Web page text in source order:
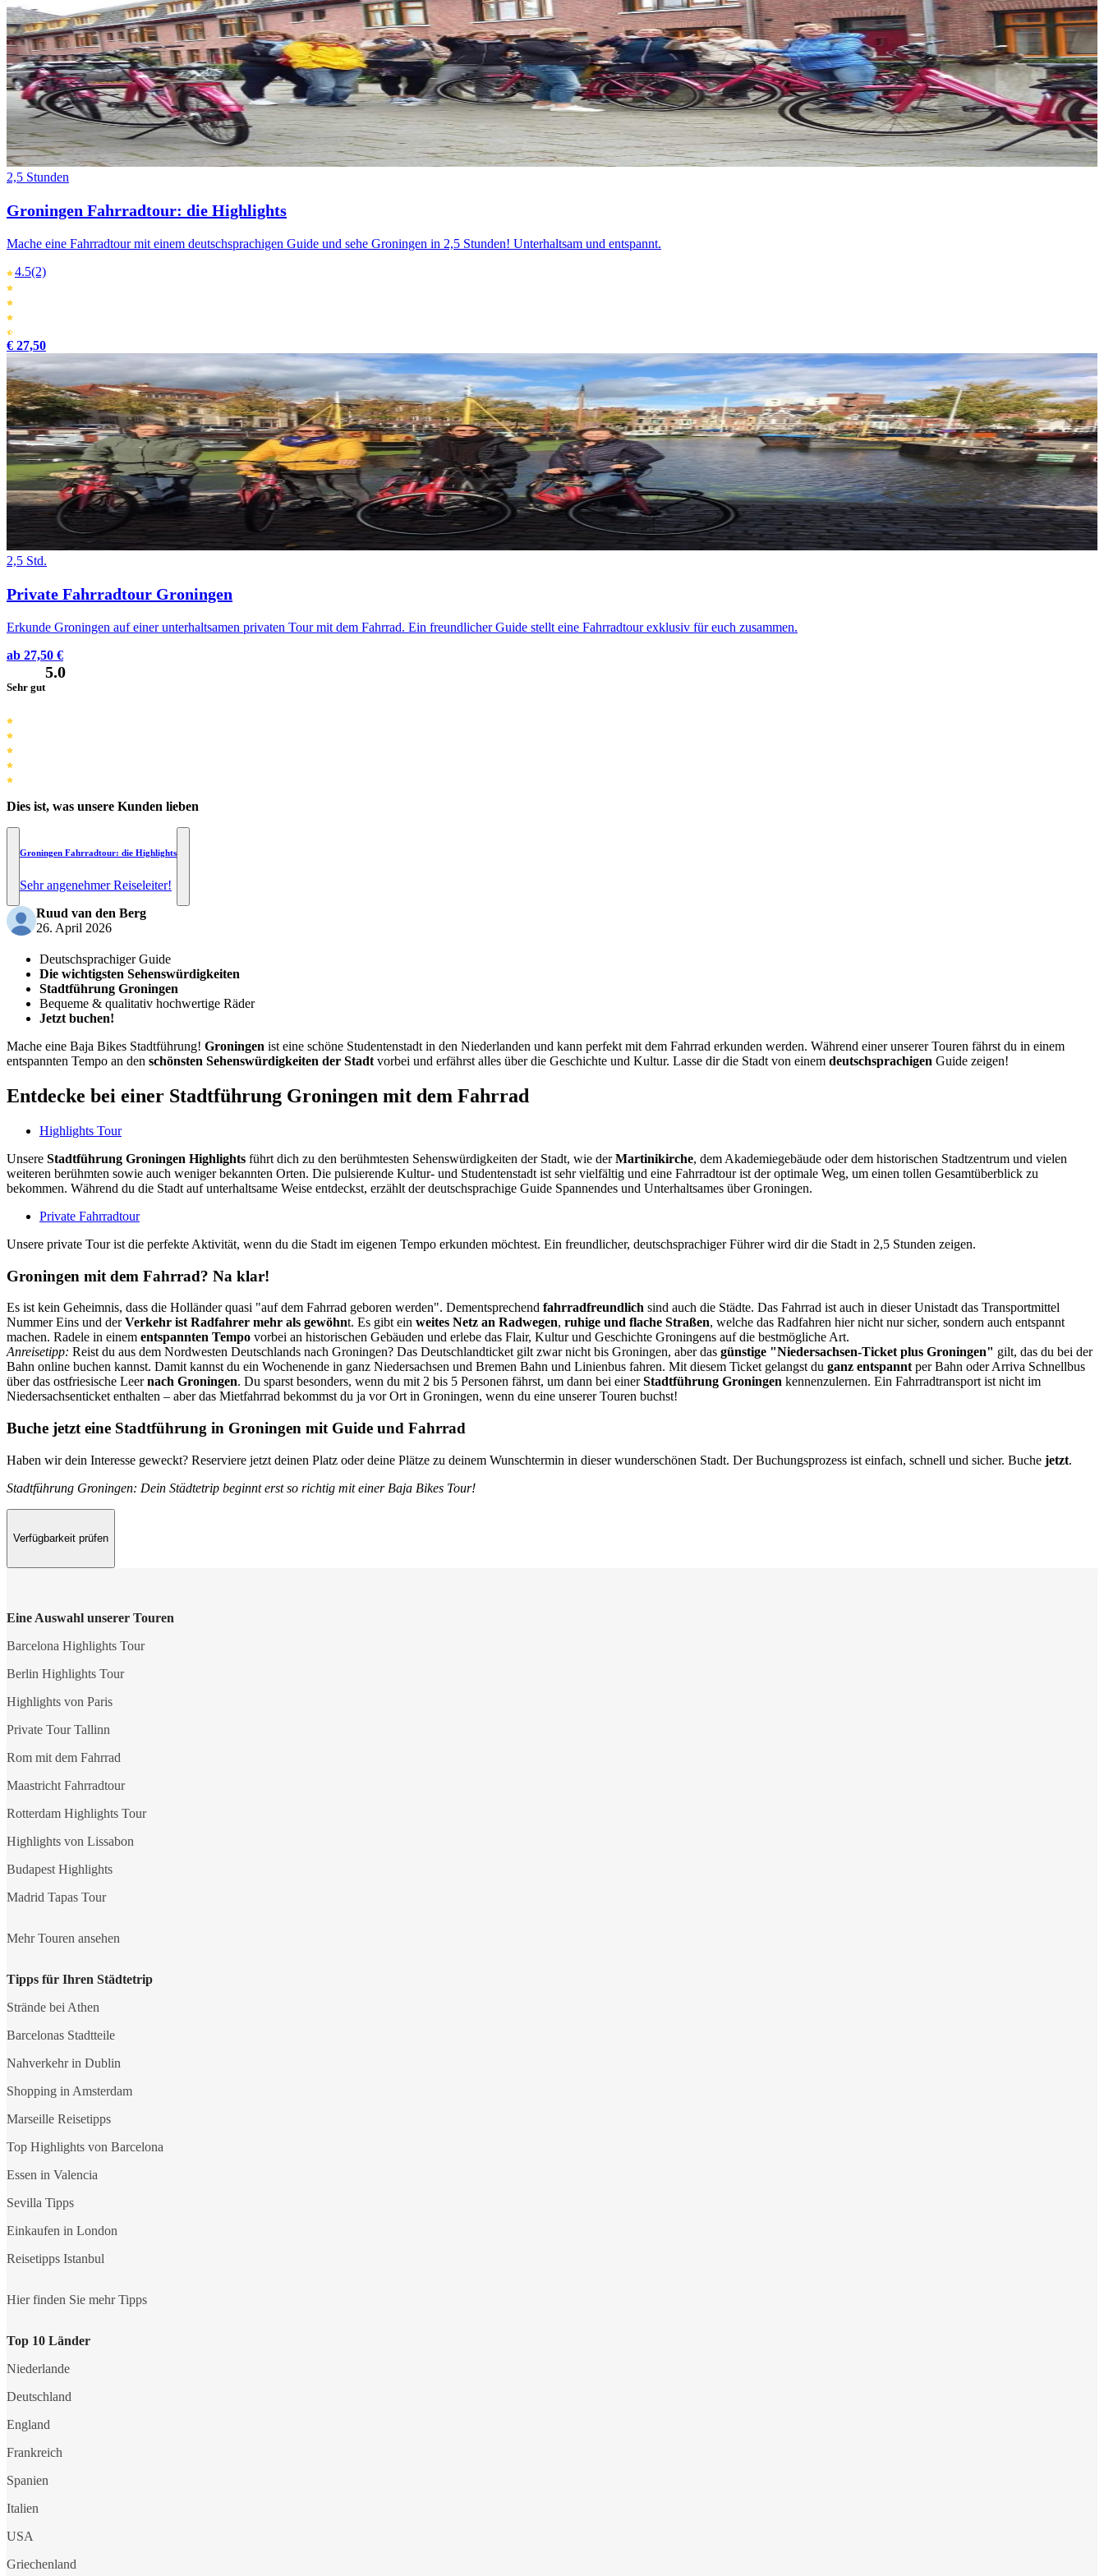
2,5 Stunden
Groningen Fahrradtour: die Highlights
Mache eine Fahrradtour mit einem deutschsprachigen Guide und sehe Groningen in 2,5 Stunden! Unterhaltsam und entspannt.
4.5(2)
€ 27,50
2,5 Std.
Private Fahrradtour Groningen
Erkunde Groningen auf einer unterhaltsamen privaten Tour mit dem Fahrrad. Ein freundlicher Guide stellt eine Fahrradtour exklusiv für euch zusammen.
ab 27,50 €
Sehr gut
5.0
Dies ist, was unsere Kunden lieben
Groningen Fahrradtour: die Highlights
Sehr angenehmer Reiseleiter!
Ruud van den Berg
26. April 2026
Deutschsprachiger Guide
Die wichtigsten Sehenswürdigkeiten
Stadtführung Groningen
Bequeme & qualitativ hochwertige Räder
Jetzt buchen!
Mache eine Baja Bikes Stadtführung! Groningen ist eine schöne Studentenstadt in den Niederlanden und kann perfekt mit dem Fahrrad erkunden werden. Während einer unserer Touren fährst du in einem
entspannten Tempo an den schönsten Sehenswürdigkeiten der Stadt vorbei und erfährst alles über die Geschichte und Kultur. Lasse dir die Stadt von einem deutschsprachigen Guide zeigen!
Entdecke bei einer Stadtführung Groningen mit dem Fahrrad
Highlights Tour
Unsere Stadtführung Groningen Highlights führt dich zu den berühmtesten Sehenswürdigkeiten der Stadt, wie derMartinikirche, dem Akademiegebäude oder dem historischen Stadtzentrum und vielen
weiteren berühmten sowie auch weniger bekannten Orten. Die pulsierende Kultur- und Studentenstadt ist sehr vielfältig und eine Fahrradtour ist der optimale Weg, um einen tollen Gesamtüberblick zu
bekommen. Während du die Stadt auf unterhaltsame Weise entdeckst, erzählt der deutschsprachige Guide Spannendes und Unterhaltsames über Groningen.
Private Fahrradtour
Unsere private Tour ist die perfekte Aktivität, wenn du die Stadt im eigenen Tempo erkunden möchtest. Ein freundlicher, deutschsprachiger Führer wird dir die Stadt in 2,5 Stunden zeigen.
Groningen mit dem Fahrrad? Na klar!
Es ist kein Geheimnis, dass die Holländer quasi "auf dem Fahrrad geboren werden". Dementsprechend fahrradfreundlich sind auch die Städte. Das Fahrrad ist auch in dieser Unistadt das Transportmittel
Nummer Eins und derVerkehr ist Radfahrer mehr als gewöhnt. Es gibt ein weites Netz an Radwegen, ruhige und flache Straßen, welche das Radfahren hier nicht nur sicher, sondern auch entspannt
machen. Radele in einem entspannten Tempo vorbei an historischen Gebäuden und erlebe das Flair, Kultur und Geschichte Groningens auf die bestmögliche Art.
Anreisetipp: Reist du aus dem Nordwesten Deutschlands nach Groningen? Das Deutschlandticket gilt zwar nicht bis Groningen, aber das günstige "Niedersachsen-Ticket plus Groningen" gilt, das du bei der
Bahn online buchen kannst. Damit kannst du ein Wochenende in ganz Niedersachsen und Bremen Bahn und Linienbus fahren. Mit diesem Ticket gelangst du ganz entspanntper Bahn oder Arriva Schnellbus
über das ostfriesische Leernach Groningen. Du sparst besonders, wenn du mit 2 bis 5 Personen fährst, um dann bei einerStadtführung Groningen kennenzulernen. Ein Fahrradtransport ist nicht im
Niedersachsenticket enthalten – aber das Mietfahrrad bekommst du ja vor Ort in Groningen, wenn du eine unserer Touren buchst!
Buche jetzt eine Stadtführung in Groningen mit Guide und Fahrrad
Haben wir dein Interesse geweckt? Reserviere jetzt deinen Platz oder deine Plätze zu deinem Wunschtermin in dieser wunderschönen Stadt. Der Buchungsprozess ist einfach, schnell und sicher. Buche jetzt.
Stadtführung Groningen: Dein Städtetrip beginnt erst so richtig mit einer Baja Bikes Tour!
Verfügbarkeit prüfen
Eine Auswahl unserer Touren
Barcelona Highlights Tour
Berlin Highlights Tour
Highlights von Paris
Private Tour Tallinn
Rom mit dem Fahrrad
Maastricht Fahrradtour
Rotterdam Highlights Tour
Highlights von Lissabon
Budapest Highlights
Madrid Tapas Tour
Mehr Touren ansehen
Tipps für Ihren Städtetrip
Strände bei Athen
Barcelonas Stadtteile
Nahverkehr in Dublin
Shopping in Amsterdam
Marseille Reisetipps
Top Highlights von Barcelona
Essen in Valencia
Sevilla Tipps
Einkaufen in London
Reisetipps Istanbul
Hier finden Sie mehr Tipps
Top 10 Länder
Niederlande
Deutschland
England
Frankreich
Spanien
Italien
USA
Griechenland